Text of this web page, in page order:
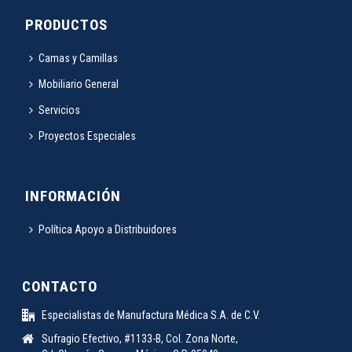
PRODUCTOS
Camas y Camillas
Mobiliario General
Servicios
Proyectos Especiales
INFORMACIÓN
Política Apoyo a Distribuidores
CONTACTO
Especialistas de Manufactura Médica S.A. de C.V.
Sufragio Efectivo, #1133-B, Col. Zona Norte,